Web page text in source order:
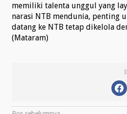
memiliki talenta unggul yang
narasi NTB mendunia, penting
datang ke NTB tetap dikelola
(Mataram)